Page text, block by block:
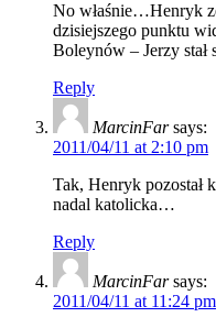
No właśnie…Henryk
dzisiejszego punktu
Boleynów – Jerzy stał
Reply
MarcinFar says:
2011/04/11 at 2:10 pm
Tak, Henryk pozostał
nadal katolicka…
Reply
MarcinFar says:
2011/04/11 at 11:24 pm